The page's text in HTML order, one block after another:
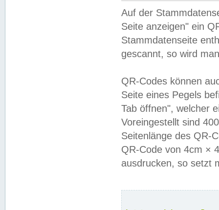
Auf der
Seite anzeigen" ein
Stammdatenseite
gescannt, so wird
QR-Codes können
Seite eines Pegels
Tab öffnen", welcher
Voreingestellt sind
Seitenlänge des QR-
QR-Code von 4cm ×
ausdrucken, so setzt